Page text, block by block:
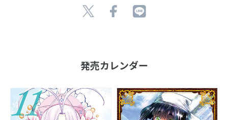
発売カレンダー